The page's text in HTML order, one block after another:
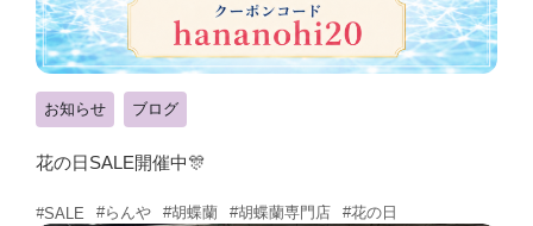
お知らせ ブログ
花の日SALE開催中🎊
#SALE #らんや #胡蝶蘭 #胡蝶蘭専門店 #花の日